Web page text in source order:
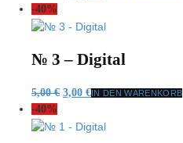
war:
ist:
-40%
№ 3 – Digital
5,00€ Ursprünglicher
war:
3,00 €Aktueller
ist:
IN DEN WARENKORB
-40%